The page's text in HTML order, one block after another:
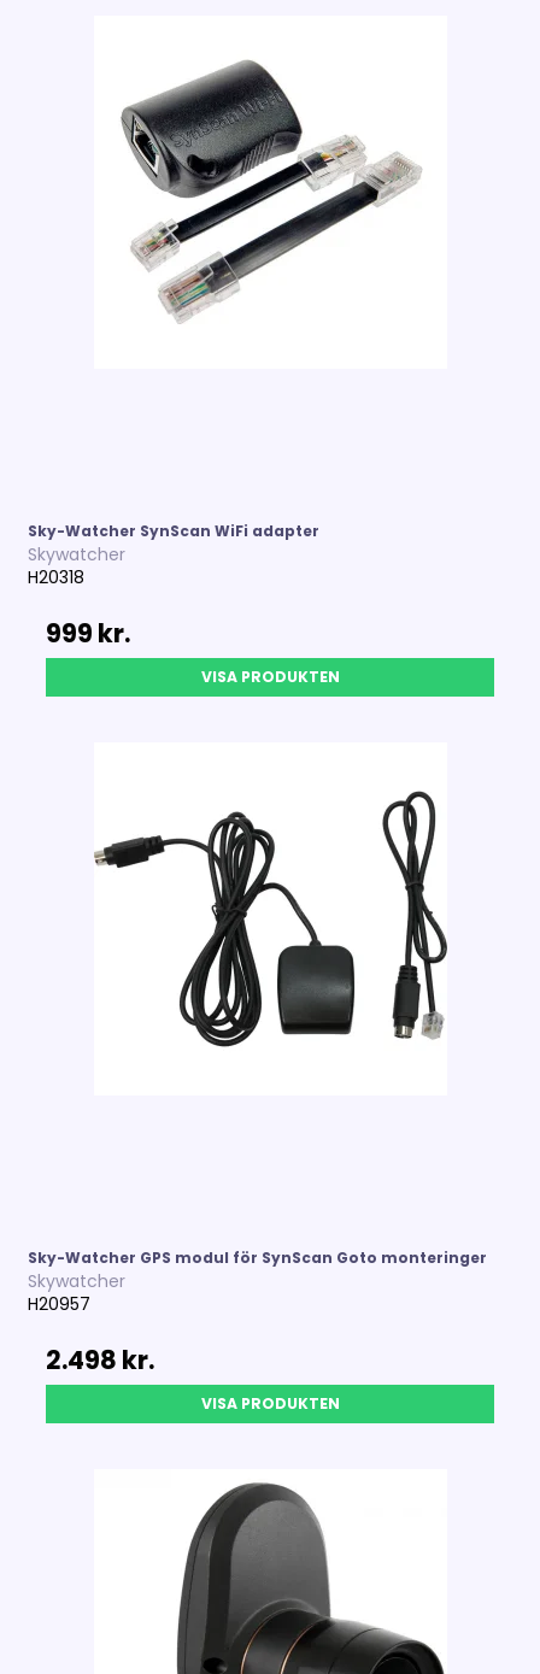
Sky-Watcher SynScan WiFi adapter
Skywatcher
H20318
999 kr.
VISA PRODUKTEN
Sky-Watcher GPS modul för SynScan Goto monteringer
Skywatcher
H20957
2.498 kr.
VISA PRODUKTEN